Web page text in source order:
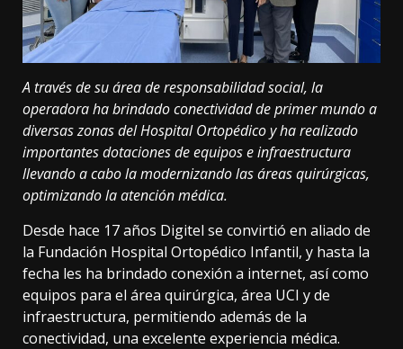
A través de su área de responsabilidad social, la
operadora ha brindado conectividad de primer mundo a
diversas zonas del Hospital Ortopédico y ha realizado
importantes dotaciones de equipos e infraestructura
llevando a cabo la modernizando las áreas quirúrgicas,
optimizando la atención médica.
Desde hace 17 años Digitel se convirtió en aliado de
la Fundación Hospital Ortopédico Infantil, y hasta la
fecha les ha brindado conexión a internet, así como
equipos para el área quirúrgica, área UCI y de
infraestructura, permitiendo además de la
conectividad, una excelente experiencia médica.